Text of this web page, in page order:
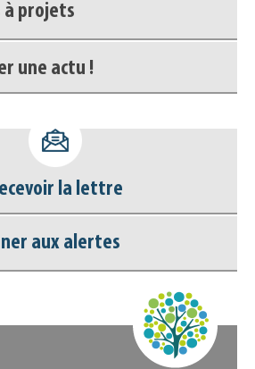
à projets
une actu !
Scoop.it
la lettre
aux alertes